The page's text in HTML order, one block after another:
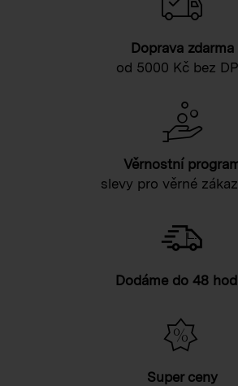
Doprava zdarma
od 5000 Kč bez
Věrnostní
slevy pro věrné
Dodáme do 48
Super ceny